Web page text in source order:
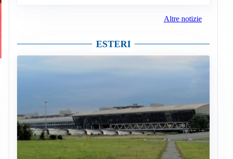
Altre notizie
ESTERI